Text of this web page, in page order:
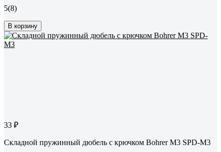
5(8)
В корзину
33 ₽
Складной пружинный дюбель с крючком Bohrer М3 SPD-М3